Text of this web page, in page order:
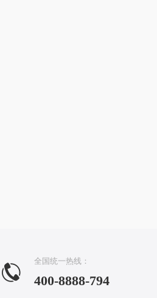
全国统一热线：
400-8888-794